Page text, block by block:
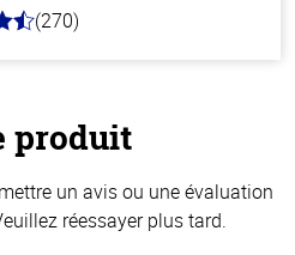
(270)
produit
un avis ou une évaluation
réessayer plus tard.